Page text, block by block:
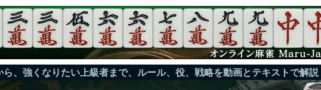
、強くなりたい上級者まで、ルール、役、戦略を動画とテキストで解説